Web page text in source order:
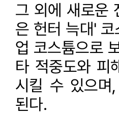
그 외에 새로운
은 헌터 늑대'
업 코스튬으로
타 적중도와 피
시킬 수 있으며
된다.